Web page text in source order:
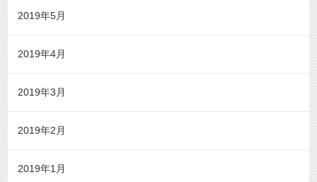
2019年5月
2019年4月
2019年3月
2019年2月
2019年1月